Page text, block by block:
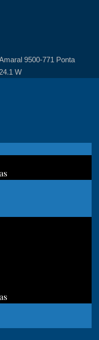
9500-771 Ponta
W